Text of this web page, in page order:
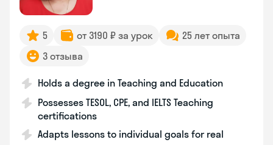
5 от 3190 ₽ за урок
25 лет опыта
3 отзыва
Holds a degree in Teaching and Education
Possesses TESOL, CPE, and IELTS Teaching
certifications
Adapts lessons to individual goals for real